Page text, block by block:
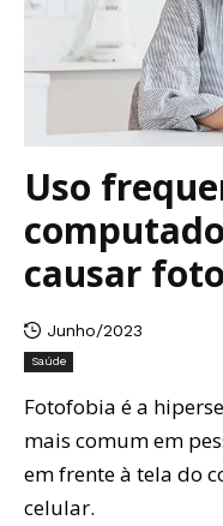
Uso
causar
Junho/2023
Saúde
Fotofobia é a
mais comum em
em frente à tela do
celular.